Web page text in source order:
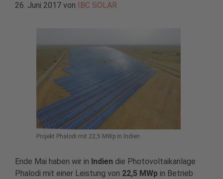
26. Juni 2017 von IBC SOLAR
Projekt Phalodi mit 22,5 MWp in Indien
Ende Mai haben wir in Indien die Photovoltaikanlage
Phalodi mit einer Leistung von 22,5 MWp in Betrieb